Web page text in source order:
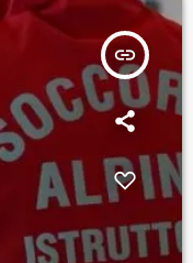
insert_link